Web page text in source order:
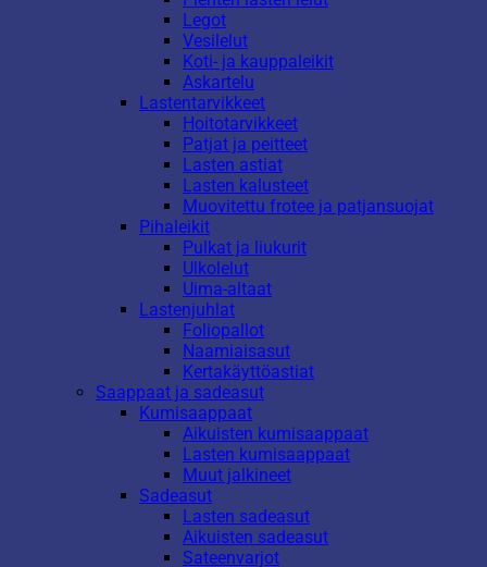
Legot
Vesilelut
Koti- ja kauppaleikit
Askartelu
Lastentarvikkeet
Hoitotarvikkeet
Patjat ja peitteet
Lasten astiat
Lasten kalusteet
Muovitettu frotee ja patjansuojat
Pihaleikit
Pulkat ja liukurit
Ulkolelut
Uima-altaat
Lastenjuhlat
Foliopallot
Naamiaisasut
Kertakäyttöastiat
Saappaat ja sadeasut
Kumisaappaat
Aikuisten kumisaappaat
Lasten kumisaappaat
Muut jalkineet
Sadeasut
Lasten sadeasut
Aikuisten sadeasut
Sateenvarjot